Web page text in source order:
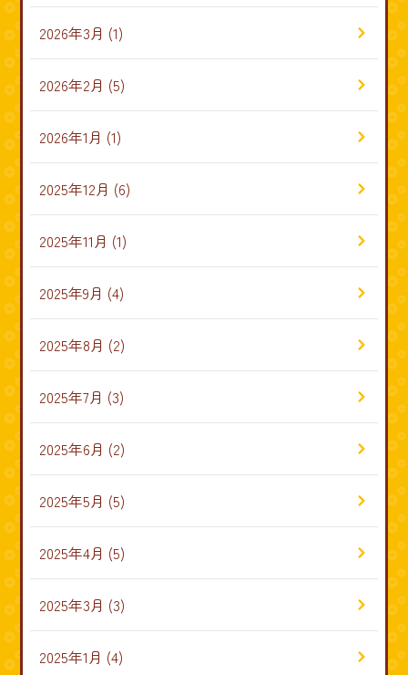
2026年3月 (1)
2026年2月 (5)
2026年1月 (1)
2025年12月 (6)
2025年11月 (1)
2025年9月 (4)
2025年8月 (2)
2025年7月 (3)
2025年6月 (2)
2025年5月 (5)
2025年4月 (5)
2025年3月 (3)
2025年1月 (4)